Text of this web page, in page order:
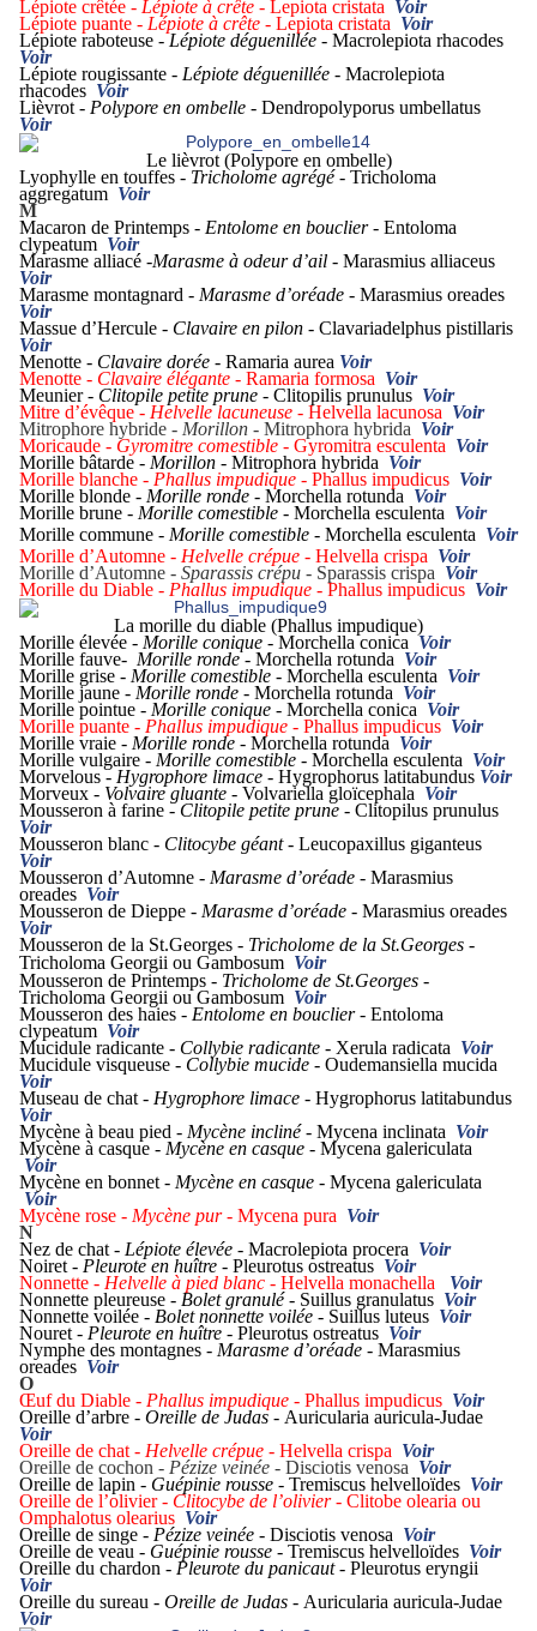
Lépiote crêtée - Lépiote à crête - Lepiota cristata Voir
Lépiote puante - Lépiote à crête - Lepiota cristata Voir
Lépiote raboteuse -Lépiote déguenillée - Macrolepiota rhacodes
Voir
Lépiote rougissante - Lépiote déguenillée - Macrolepiota
rhacodes Voir
Lièvrot - Polypore en ombelle - Dendropolyporus umbellatus
Voir
Le lièvrot (Polypore en ombelle)
Lyophylle en touffes - Tricholome agrégé - Tricholoma
aggregatum Voir
M
Macaron de Printemps - Entolome en bouclier - Entoloma
clypeatum Voir
Marasme alliacé -Marasme à odeur d’ail - Marasmius alliaceus
Voir
Marasme montagnard - Marasme d’oréade - Marasmius oreades
Voir
Massue d’Hercule - Clavaire en pilon - Clavariadelphus pistillaris
Voir
Menotte - Clavaire dorée - Ramaria aurea Voir
Menotte - Clavaire élégante - Ramaria formosa Voir
Meunier - Clitopile petite prune - Clitopilis prunulus Voir
Mitre d’évêque - Helvelle lacuneuse - Helvella lacunosa Voir
Mitrophore hybride - Morillon - Mitrophora hybrida Voir
Moricaude - Gyromitre comestible - Gyromitra esculenta Voir
Morille bâtarde - Morillon - Mitrophora hybrida Voir
Morille blanche - Phallus impudique - Phallus impudicus Voir
Morille blonde - Morille ronde - Morchella rotunda Voir
Morille brune - Morille comestible - Morchella esculenta Voir
Morille commune - Morille comestible - Morchella esculenta Voir
Morille d’Automne - Helvelle crépue - Helvella crispa Voir
Morille d’Automne - Sparassis crépu - Sparassis crispa Voir
Morille du Diable - Phallus impudique - Phallus impudicus Voir
La morille du diable (Phallus impudique)
Morille élevée - Morille conique -Morchella conicaVoir
Morille fauve- Morille ronde - Morchella rotunda Voir
Morille grise - Morille comestible - Morchella esculenta Voir
Morille jaune - Morille ronde - Morchella rotunda Voir
Morille pointue - Morille conique - Morchella conica Voir
Morille puante - Phallus impudique - Phallus impudicus Voir
Morille vraie - Morille ronde - Morchella rotunda Voir
Morille vulgaire - Morille comestible - Morchella esculenta Voir
Morvelous - Hygrophore limace - Hygrophorus latitabundus Voir
Morveux - Volvaire gluante - Volvariella gloïcephala Voir
Mousseron à farine - Clitopile petite prune - Clitopilus prunulus
Voir
Mousseron blanc - Clitocybe géant - Leucopaxillus giganteus
Voir
Mousseron d’Automne - Marasme d’oréade - Marasmius
oreades Voir
Mousseron de Dieppe - Marasme d’oréade - Marasmius oreades
Voir
Mousseron de la St.Georges - Tricholome de la St.Georges -
Tricholoma Georgii ou Gambosum Voir
Mousseron de Printemps - Tricholome de St.Georges -
Tricholoma Georgii ou Gambosum Voir
Mousseron des haies - Entolome en bouclier - Entoloma
clypeatum Voir
Mucidule radicante - Collybie radicante - Xerula radicata Voir
Mucidule visqueuse - Collybie mucide - Oudemansiella mucida
Voir
Museau de chat - Hygrophore limace - Hygrophorus latitabundus
Voir
Mycène à beau pied - Mycène incliné - Mycena inclinata Voir
Mycène à casque - Mycène en casque - Mycena galericulata
Voir
Mycène en bonnet - Mycène en casque - Mycena galericulata
Voir
Mycène rose - Mycène pur - Mycena pura Voir
N
Nez de chat - Lépiote élevée - Macrolepiota procera Voir
Noiret - Pleurote en huître - Pleurotus ostreatus Voir
Nonnette - Helvelle à pied blanc - Helvella monachella Voir
Nonnette pleureuse - Bolet granulé - Suillus granulatus Voir
Nonnette voilée - Bolet nonnette voilée - Suillus luteus Voir
Nouret - Pleurote en huître - Pleurotus ostreatus Voir
Nymphe des montagnes - Marasme d’oréade - Marasmius
oreades Voir
O
Œuf du Diable - Phallus impudique - Phallus impudicus Voir
Oreille d’arbre - Oreille de Judas - Auricularia auricula-Judae
Voir
Oreille de chat - Helvelle crépue - Helvella crispa Voir
Oreille de cochon - Pézize veinée - Disciotis venosa Voir
Oreille de lapin - Guépinie rousse - Tremiscus helvelloïdes Voir
Oreille de l’olivier - Clitocybe de l’olivier - Clitobe olearia ou
Omphalotus olearius Voir
Oreille de singe - Pézize veinée - Disciotis venosa Voir
Oreille de veau - Guépinie rousse - Tremiscus helvelloïdes Voir
Oreille du chardon - Pleurote du panicaut - Pleurotus eryngii
Voir
Oreille du sureau - Oreille de Judas - Auricularia auricula-Judae
Voir